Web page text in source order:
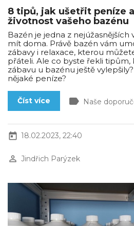
8 tipů, jak ušetřit peníze
životnost vašeho bazénu
Bazén je jedna z
mít doma. Právě bazén vám
zábavy i relaxace, kterou
přáteli. Ale co byste řekli
zábavu u bazénu ještě
nějaké peníze?
Číst více label Naše
today 18.02.2023, 22:40
perm_identity Jindřich Parýzek